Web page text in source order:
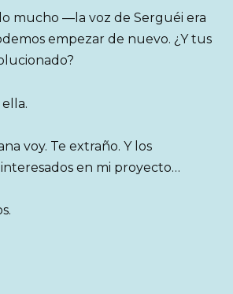
mucho —la voz de Serguéi era
empezar de nuevo. ¿Y tus
voy. Te extraño. Y los
en mi proyecto…